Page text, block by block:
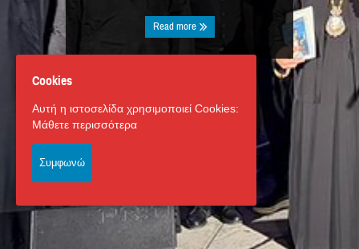
Read more
Cookies
Αυτή η ιστοσελίδα χρησιμοποιεί Cookies:
Μάθετε περισσότερα
Συμφωνώ